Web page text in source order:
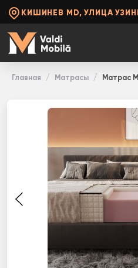
КИШИНЕВ MD, УЛИЦА
Главная Матрасы Матрас